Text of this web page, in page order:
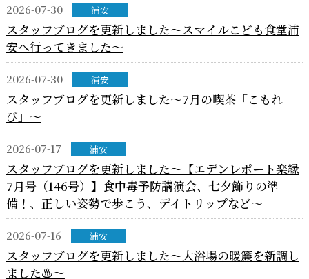
2026-07-30 浦安
スタッフブログを更新しました～スマイルこども食堂浦
安へ行ってきました～
2026-07-30 浦安
スタッフブログを更新しました～7月の喫茶「こもれ
び」～
2026-07-17 浦安
スタッフブログを更新しました～【エデンレポート楽縁
7月号（146号）】食中毒予防講演会、七夕飾りの準
備！、正しい姿勢で歩こう、デイトリップなど～
2026-07-16 浦安
スタッフブログを更新しました～大浴場の暖簾を新調し
ました♨～